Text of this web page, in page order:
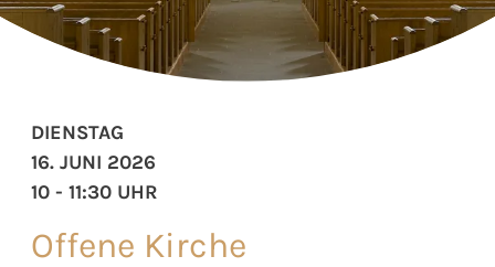
Offene Kirche
DIENSTAG
16. JUNI 2026
10 - 11:30 UHR